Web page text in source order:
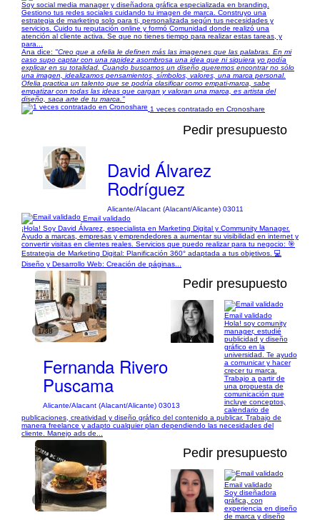
Soy social media manager y diseñadora gráfica especializada en branding.
Gestiono tus redes sociales cuidando tu imagen de marca. Construyo una
estrategia de marketing solo para ti, personalizada según tus necesidades y
servicios. Cuido tu reputación online y formó Comunidad donde realizó una
atención al cliente activa. Se que no tienes tiempo para realizar estas tareas, y
para...
Ana dice: "Creo que a ofelia le definen más las imagenes que las palabras. En mi
caso supo captar con una rapidez asombrosa una idea que ni siquiera yo podía
explicar en su totalidad. Cuando buscamos un diseño queremos encontrar no sólo
una imagen, idealizamos pensamientos, símbolos, valores, una marca personal.
Ofelia practica un talento que se podría clasificar como empati-marca, sabe
empatizar con todas las ideas que cargan y valoran una marca, es artista del
diseño, saca arte de tu marca."
1 veces contratado en Cronoshare
Pedir presupuesto
David Álvarez
Rodríguez
Alicante/Alacant (Alacant/Alicante) 03011
Email validado
¡Hola! Soy David Álvarez, especialista en Marketing Digital y Community Manager.
Ayudo a marcas, empresas y emprendedores a aumentar su visibilidad en internet y
convertir visitas en clientes reales. Servicios que puedo realizar para tu negocio: 🎯
Estrategia de Marketing Digital: Planificación 360° adaptada a tus objetivos. 💻
Diseño y Desarrollo Web: Creación de páginas...
1/38
Pedir presupuesto
Fernanda Rivero
Puscama
Alicante/Alacant (Alacant/Alicante) 03013
Email validado
Hola! soy comunity
manager, estudié
publicidad y diseño
gráfico en la
universidad. Te ayudo
a comunicar y hacer
crecer tu marca.
Trabajo a partir de
una propuesta de
comunicación que
incluye conceptos,
calendario de
publicaciones, creatividad y diseño gráfico del contenido a publicar. Trabajo de
manera freelance y adapto cualquier plan dependiendo las necesidades del
cliente. Manejo ads de...
1/6
Pedir presupuesto
Email validado
Soy diseñadora
gráfica, con
experiencia en diseño
de marca y diseño